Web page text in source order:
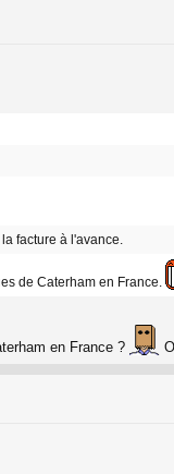
facture à l'avance.
de Caterham en France.
en France ?